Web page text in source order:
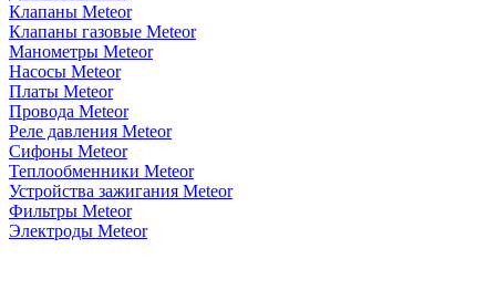
Клапаны Meteor
Клапаны газовые Meteor
Манометры Meteor
Насосы Meteor
Платы Meteor
Провода Meteor
Реле давления Meteor
Сифоны Meteor
Теплообменники Meteor
Устройства зажигания Meteor
Фильтры Meteor
Электроды Meteor